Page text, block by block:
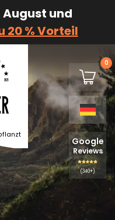
und
20 % Vorteil
Rent
€0,00 0
Google
Reviews
(340+)